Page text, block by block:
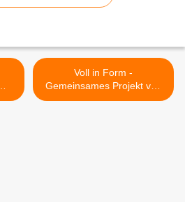
Voll in Form -
Gemeinsames Projekt von
Grund- und Mittelschule